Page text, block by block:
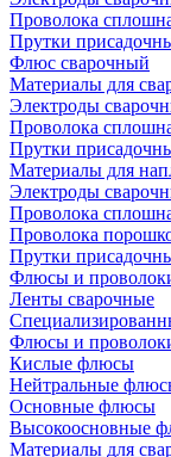
Проволока
Прутки
Флюс сварочный
Материалы для
Электроды
Проволока
Прутки
Материалы для
Электроды
Проволока
Проволока
Прутки
Флюсы и
Ленты сварочные
Флюсы и
Кислые флюсы
Нейтральные
Основные флюсы
Высокоосновные
Материалы для